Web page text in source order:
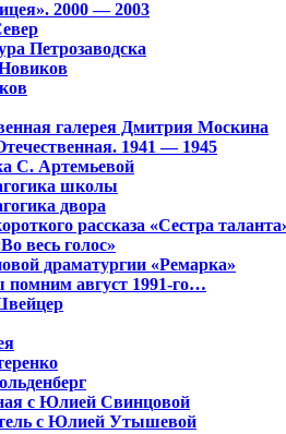
2000 — 2003
Петрозаводска
галерея Дмитрия Москина
1941 — 1945
С. Артемьевой
школы
двора
рассказа «Сестра
весь голос»
драматургии «Ремарка»
август 1991-го…
с Юлией Свинцовой
с Юлией Утышевой